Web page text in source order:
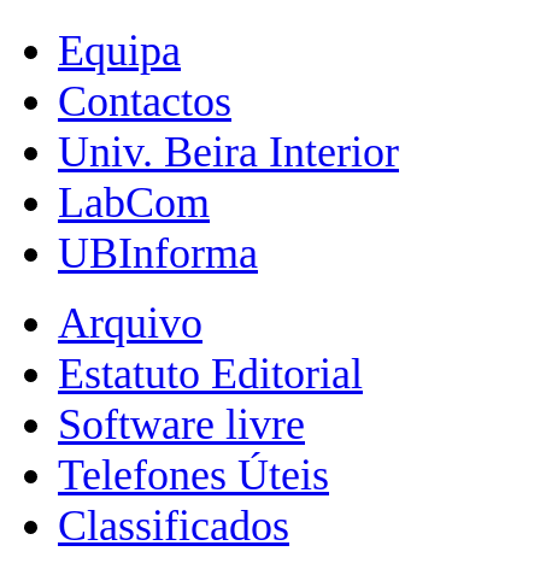
Equipa
Contactos
Univ. Beira Interior
LabCom
UBInforma
Arquivo
Estatuto Editorial
Software livre
Telefones Úteis
Classificados